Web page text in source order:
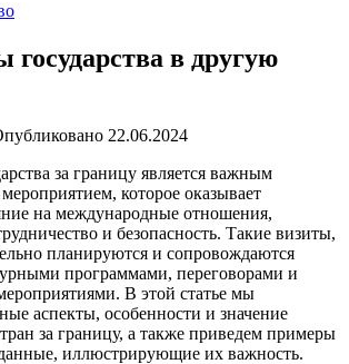
государства в другую
22.06.2024
за границу является важным
которое оказывает
на международные отношения,
и безопасность. Такие визиты,
планируются и сопровождаются
программами, переговорами и
В этой статье мы
аспекты, особенности и значение
за границу, а также приведем примеры
иллюстрирующие их важность.